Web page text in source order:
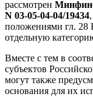
рассмотрен
N 03-05-04-04/19434
положениями гл.
отдельную
Вместе с тем в
субъектов
могут также
основания для их